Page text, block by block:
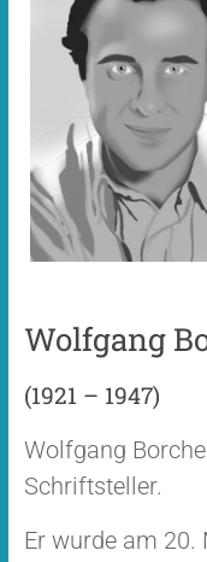
Wolfgang
(1921 – 1947)
Wolfgang
Schriftsteller.
Er wurde am 20.